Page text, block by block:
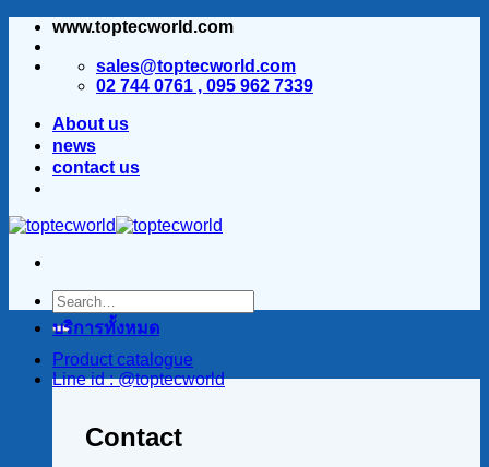
ข้าม
www.toptecworld.com
sales@toptecworld.com
02 744 0761 , 095 962 7339
About us
news
contact us
Product catalogue
Line id : @toptecworld
บริการทั้งหมด
Contact